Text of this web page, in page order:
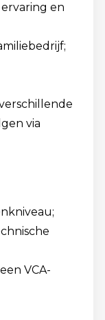
ervaring en
via
VCA-